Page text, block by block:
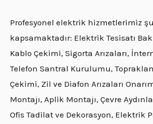
Profesyonel elektrik hizmetlerimiz
kapsamaktadır: Elektrik Tesisatı
Kablo Çekimi, Sigorta Arızaları,
Telefon Santral Kurulumu,
Çekimi, Zil ve Diafon Arızaları
Montajı, Aplik Montajı, Çevre
Ofis Tadilat ve Dekorasyon, Elektrik